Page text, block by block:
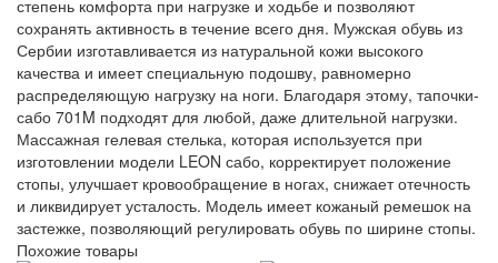
степень комфорта при нагрузке и ходьбе и позволяют
сохранять активность в течение всего дня. Мужская обувь из
Сербии изготавливается из натуральной кожи высокого
качества и имеет специальную подошву, равномерно
распределяющую нагрузку на ноги. Благодаря этому, тапочки-
сабо 701M подходят для любой, даже длительной нагрузки.
Массажная гелевая стелька, которая используется при
изготовлении модели LEON сабо, корректирует положение
стопы, улучшает кровообращение в ногах, снижает отечность
и ликвидирует усталость. Модель имеет кожаный ремешок на
застежке, позволяющий регулировать обувь по ширине стопы.
Похожие товары